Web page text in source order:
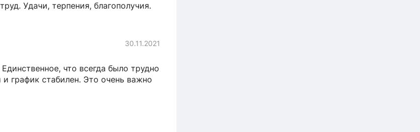
Удачи, терпения, благополучия.
30.11.2021
что всегда было трудно
и график стабилен. Это очень важно